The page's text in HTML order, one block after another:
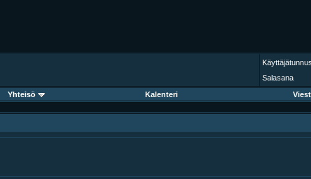
Käyttäjätunnus
Salasana
Yhteisö Kalenteri